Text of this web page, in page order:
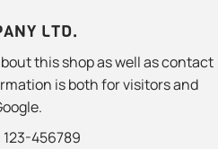
LTD.
this shop as well as contact
is both for visitors and
123-456789